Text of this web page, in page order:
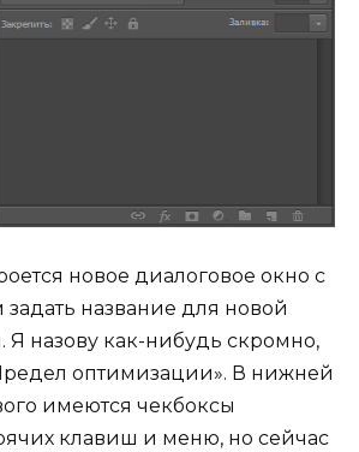
новое диалоговое окно с
название для новой
Я назову как-нибудь скромно,
оптимизации». В нижней
имеются чекбоксы
клавиш и меню, но сейчас